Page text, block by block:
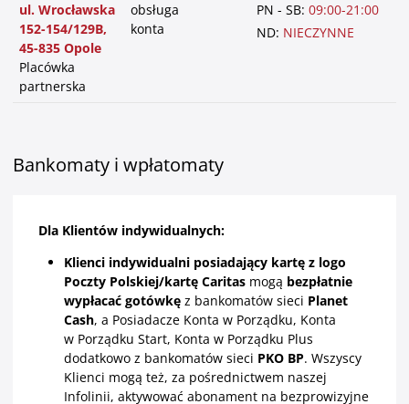
ul. Wrocławska
152-154/129B,
45-835 Opole
Placówka
partnerska
obsługa
konta
PN - SB: 09:00-21:00
ND: NIECZYNNE
Bankomaty i wpłatomaty
Dla Klientów indywidualnych:
Klienci indywidualni posiadający kartę z logo
Poczty Polskiej/kartę Caritas mogą bezpłatnie
wypłacać gotówkę z bankomatów sieci Planet
Cash, a Posiadacze Konta w Porządku, Konta
w Porządku Start, Konta w Porządku Plus
dodatkowo z bankomatów sieci PKO BP. Wszyscy
Klienci mogą też, za pośrednictwem naszej
Infolinii, aktywować abonament na bezprowizyjne